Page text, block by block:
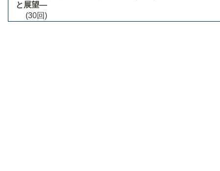
と展望―
(30回)